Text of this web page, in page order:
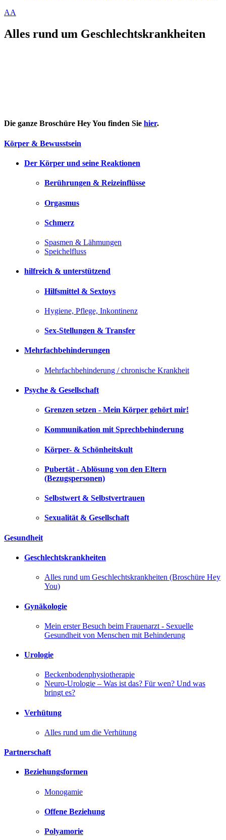
AA
Alles rund um Geschlechtskrankheiten
Die ganze Broschüre Hey You finden Sie hier.
Körper & Bewusstsein
Der Körper und seine Reaktionen
Berührungen & Reizeinflüsse
Orgasmus
Schmerz
Spasmen & Lähmungen
Speichelfluss
hilfreich & unterstützend
Hilfsmittel & Sextoys
Hygiene, Pflege, Inkontinenz
Sex-Stellungen & Transfer
Mehrfachbehinderungen
Mehrfachbehinderung / chronische Krankheit
Psyche & Gesellschaft
Grenzen setzen - Mein Körper gehört mir!
Kommunikation mit Sprechbehinderung
Körper- & Schönheitskult
Pubertät - Ablösung von den Eltern
(Bezugspersonen)
Selbstwert & Selbstvertrauen
Sexualität & Gesellschaft
Gesundheit
Geschlechtskrankheiten
Alles rund um Geschlechtskrankheiten (Broschüre Hey
You)
Gynäkologie
Mein erster Besuch beim Frauenarzt - Sexuelle
Gesundheit von Menschen mit Behinderung
Urologie
Beckenbodenphysiotherapie
Neuro-Urologie – Was ist das? Für wen? Und was
bringt es?
Verhütung
Alles rund um die Verhütung
Partnerschaft
Beziehungsformen
Monogamie
Offene Beziehung
Polyamorie